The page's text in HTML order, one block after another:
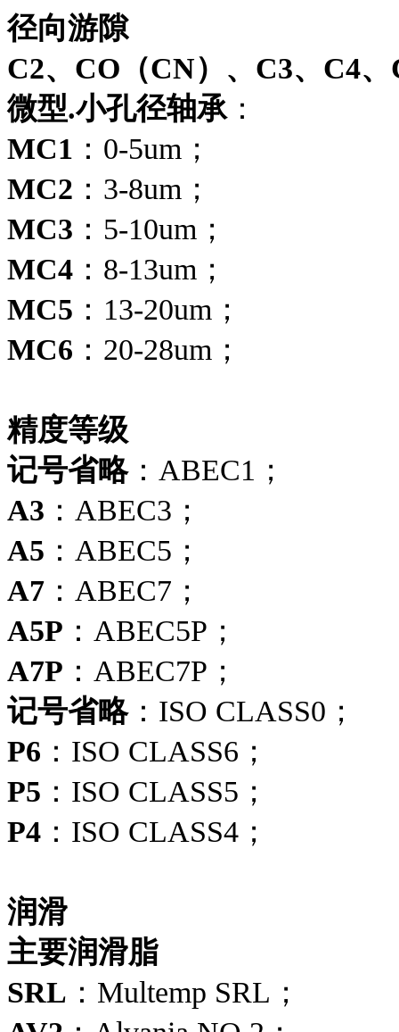
径向游隙
C2、CO（CN）、C3、C4、
微型.小孔径轴承：
MC1 ：0-5um；
MC2 ：3-8um；
MC3 ：5-10um；
MC4 ：8-13um；
MC5 ：13-20um；
MC6 ：20-28um；
精度等级
记号省略：ABEC1；
A3 ：ABEC3；
A5 ：ABEC5；
A7 ：ABEC7；
A5P ：ABEC5P；
A7P ：ABEC7P；
记号省略：ISO CLASS0；
P6 ：ISO CLASS6；
P5 ：ISO CLASS5；
P4 ：ISO CLASS4；
润滑
主要润滑脂
SRL ：Multemp SRL；